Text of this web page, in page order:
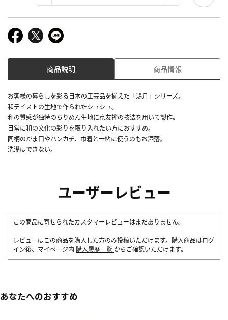
商品説明 商品情報
お客様の暮らしを彩る日本の工芸品を揃えた「鴻月」シリーズ。
和テイストの生地で作られたシュシュ。
和の質感が独特のちりめん生地に京友禅の技法を用いて製作。
日常に和の文化の彩りを取り入れたい方におすすめ。
同柄のがま口やハンカチ、巾着と一緒に使うのもお洒落。
洗濯はできない。
ユーザーレビュー
この商品に寄せられたカスタマーレビューはまだありません。
レビューはこの商品を購入した方のみ投稿いただけます。購入商品はログ
イン後、マイページ内 購入履歴一覧 からご確認いただけます。
あなたへのおすすめ